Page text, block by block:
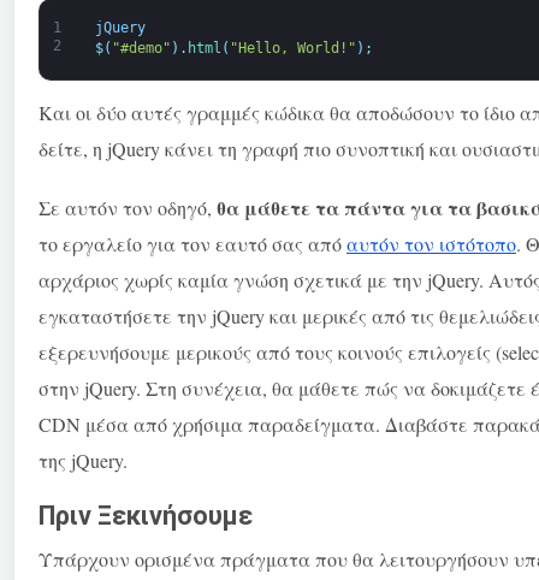
1
2
jQuery
$( "#demo" ) . html ( "Hello, World!" ) ;
Και οι δύο αυτές γραμμές κώδικα θα αποδώσουν το ίδιο
δείτε, η jQuery κάνει τη γραφή πιο συνοπτική και
Σε αυτόν τον οδηγό, θα μάθετε τα πάντα για τα
το εργαλείο για τον εαυτό σας απόαυτόν τον ιστότοπο.
αρχάριος χωρίς καμία γνώση σχετικά με την jQuery.
εγκαταστήσετε την jQuery και μερικές από τις
εξερευνήσουμε μερικούς από τους κοινούς επιλογείς
στην jQuery. Στη συνέχεια, θα μάθετε πώς να
CDN μέσα από χρήσιμα παραδείγματα. Διαβάστε
της jQuery.
Πριν Ξεκινήσουμε
Υπάρχουν ορισμένα πράγματα που θα λειτουργήσουν